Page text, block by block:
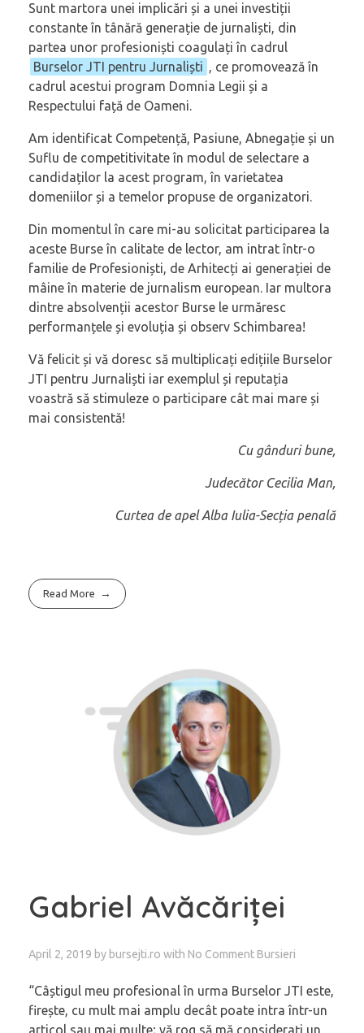
Sunt martora unei implicări și a unei investiții
constante în tânără generație de jurnaliști, din
partea unor profesioniști coagulați în cadrul
Burselor JTI pentru Jurnaliști , ce promovează în
cadrul acestui program Domnia Legii și a
Respectului față de Oameni.
Am identificat Competență, Pasiune, Abnegație și un
Suflu de competitivitate în modul de selectare a
candidaților la acest program, în varietatea
domeniilor și a temelor propuse de organizatori.
Din momentul în care mi-au solicitat participarea la
aceste Burse în calitate de lector, am intrat într-o
familie de Profesioniști, de Arhitecți ai generației de
mâine în materie de jurnalism european. Iar multora
dintre absolvenții acestor Burse le urmăresc
performanțele și evoluția și observ Schimbarea!
Vă felicit și vă doresc să multiplicați edițiile Burselor
JTI pentru Jurnaliști iar exemplul și reputația
voastră să stimuleze o participare cât mai mare și
mai consistentă!
Cu gânduri bune,
Judecător Cecilia Man,
Curtea de apel Alba Iulia-Secția penală
Read More
Gabriel Avăcăriței
April 2, 2019 by bursejti.ro with No Comment Bursieri
“Câștigul meu profesional în urma Burselor JTI este,
firește, cu mult mai amplu decât poate intra într-un
articol sau mai multe; vă rog să mă considerați un